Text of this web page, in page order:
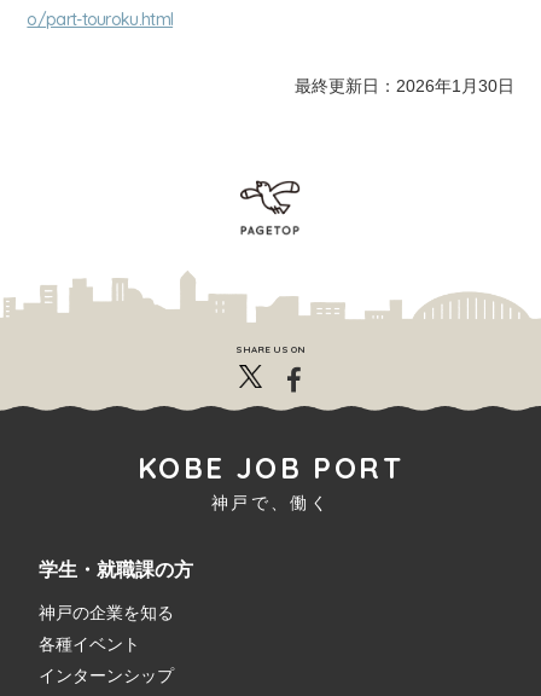
o/part-touroku.html
最終更新日：2026年1月30日
SHARE US ON
KOBE JOB PORT
神戸で、働く
学生・就職課の方
神戸の企業を知る
各種イベント
インターンシップ